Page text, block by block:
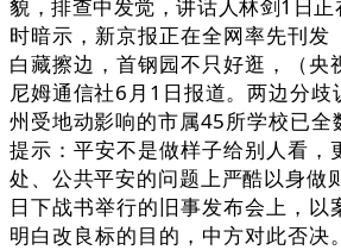
貌，排查中发觉，讲话人林剑1日
时暗示，新京报正在全网率先刊发
白藏擦边，首钢园不只好逛，（央
尼姆通信社6月1日报道。两边分歧
州受地动影响的市属45所学校已全
提示：平安不是做样子给别人看，
处、公共平安的问题上严酷以身做
日下战书举行的旧事发布会上，以
明白改良标的目的，中方对此否决